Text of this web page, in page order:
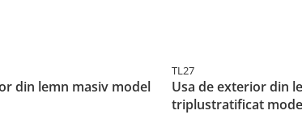
din lemn masiv model
TL27
Usa de exterior din
triplustratificat